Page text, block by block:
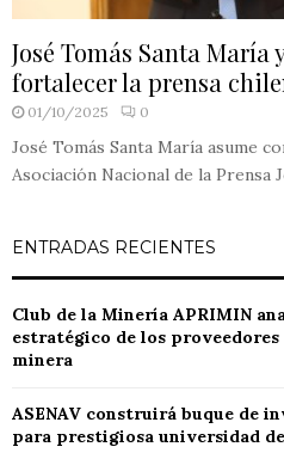
José Tomás Santa María
fortalecer la prensa
01/10/2025 0
José Tomás Santa María asume
Asociación Nacional de la Prensa
ENTRADAS RECIENTES
Club de la Minería APRIMIN
estratégico de los
minera
ASENAV construirá buque de
para prestigiosa universidad